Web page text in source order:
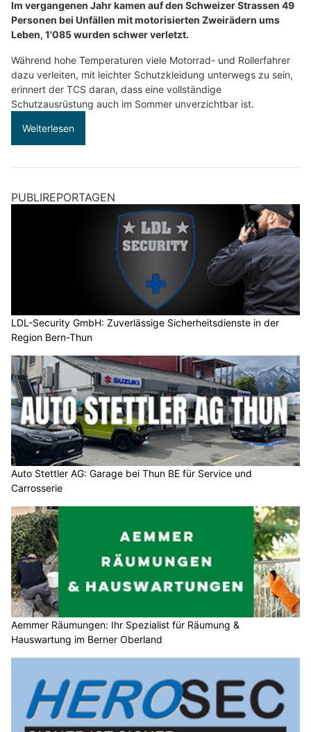
Im vergangenen Jahr kamen auf den Schweizer Strassen 49
Personen bei Unfällen mit motorisierten Zweirädern ums
Leben, 1'085 wurden schwer verletzt.
Während hohe Temperaturen viele Motorrad- und Rollerfahrer
dazu verleiten, mit leichter Schutzkleidung unterwegs zu sein,
erinnert der TCS daran, dass eine vollständige
Schutzausrüstung auch im Sommer unverzichtbar ist.
Weiterlesen
PUBLIREPORTAGEN
LDL-Security GmbH: Zuverlässige Sicherheitsdienste in der
Region Bern-Thun
Auto Stettler AG: Garage bei Thun BE für Service und
Carrosserie
Aemmer Räumungen: Ihr Spezialist für Räumung &
Hauswartung im Berner Oberland